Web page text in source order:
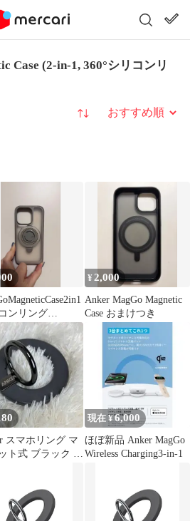
Case (2-in-1, 360°シリコンリ
並び替え
ンリング
用
¥ 2,000
Anker MagGo Magnetic
Case おまけつき
スマホリング マ
ト式 ブラック バ
現在 ¥6,000
ほぼ新品 Anker MagGo
Wireless Charging3-in-1